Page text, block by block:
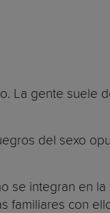
La gente suele
del sexo
integran en
familiares con